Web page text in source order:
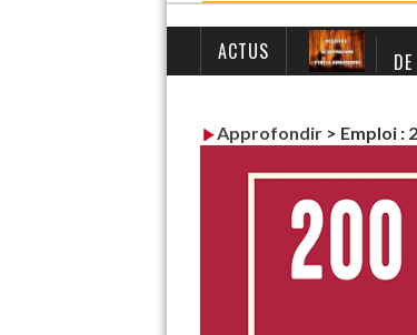
ACTUS
Approfondir> Emploi :